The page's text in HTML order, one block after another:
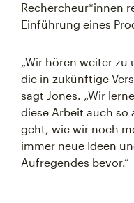
Rechercheur*innen
Einführung eines
„Wir hören weiter
die in zukünftige
sagt Jones. „Wir
diese Arbeit auch so
geht, wie wir noch
immer neue Ideen
Aufregendes bevor.“